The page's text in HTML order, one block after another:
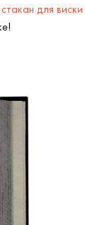
стакан для виски